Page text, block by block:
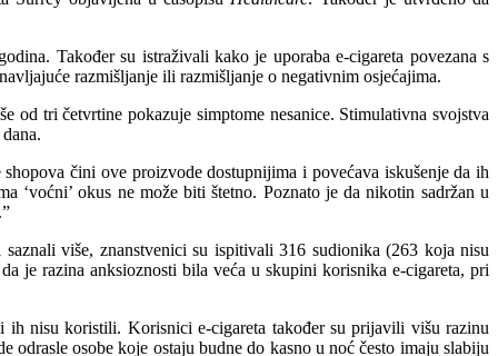
Također su istraživali kako je uporaba e-cigareta povezana s
razmišljanje ili razmišljanje o negativnim osjećajima.
od tri četvrtine pokazuje simptome nesanice. Stimulativna svojstva
čini ove proizvode dostupnijima i povećava iskušenje da ih
‘voćni’ okus ne može biti štetno. Poznato je da nikotin sadržan u
više, znanstvenici su ispitivali 316 sudionika (263 koja nisu
je razina anksioznosti bila veća u skupini korisnika e-cigareta, pri
nisu koristili. Korisnici e-cigareta također su prijavili višu razinu
odrasle osobe koje ostaju budne do kasno u noć često imaju slabiju